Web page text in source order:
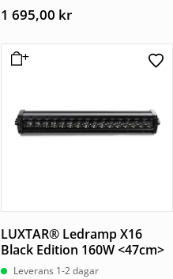
1 695,00 kr
LUXTAR® Ledramp X16
Black Edition 160W <47cm>
Leverans 1-2 dagar